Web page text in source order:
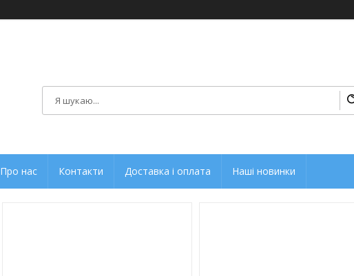
Про нас Контакти Доставка і оплата Наші новинки